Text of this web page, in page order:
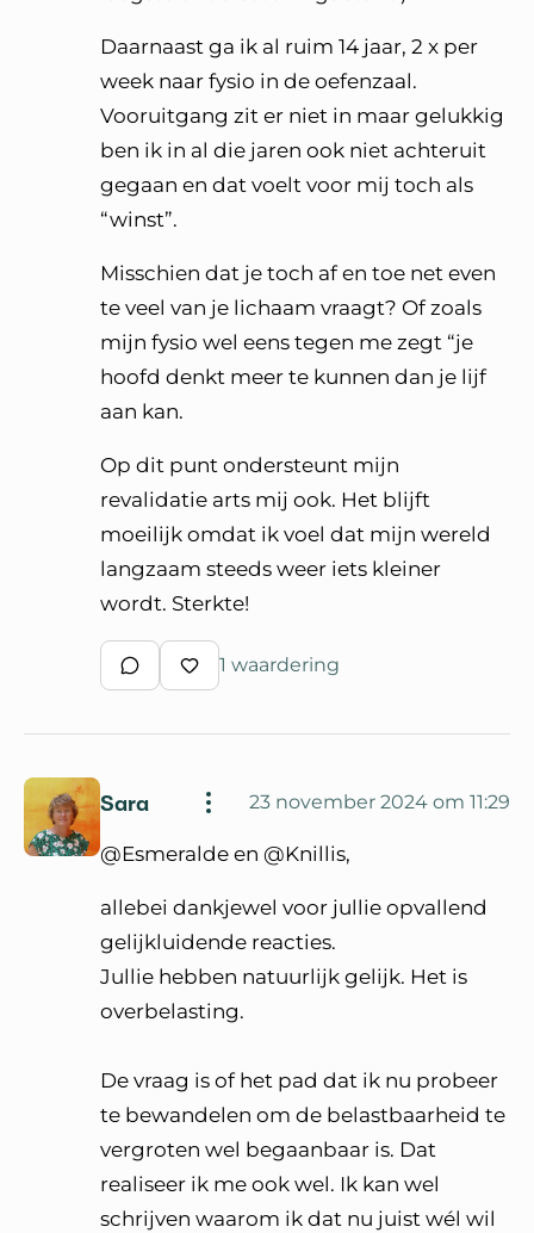
Daarnaast ga ik al ruim 14 jaar, 2 x per
week naar fysio in de oefenzaal.
Vooruitgang zit er niet in maar gelukkig
ben ik in al die jaren ook niet achteruit
gegaan en dat voelt voor mij toch als
“winst”.
Misschien dat je toch af en toe net even
te veel van je lichaam vraagt? Of zoals
mijn fysio wel eens tegen me zegt “je
hoofd denkt meer te kunnen dan je lijf
aan kan.
Op dit punt ondersteunt mijn
revalidatie arts mij ook. Het blijft
moeilijk omdat ik voel dat mijn wereld
langzaam steeds weer iets kleiner
wordt. Sterkte!
Schrijf een reactie
Waardeer reactie
1 waardering
Sara 23 november 2024 om 11:29
@Esmeralde en @Knillis,
allebei dankjewel voor jullie opvallend
gelijkluidende reacties.
Jullie hebben natuurlijk gelijk. Het is
overbelasting.
De vraag is of het pad dat ik nu probeer
te bewandelen om de belastbaarheid te
vergroten wel begaanbaar is. Dat
realiseer ik me ook wel. Ik kan wel
schrijven waarom ik dat nu juist wél wil